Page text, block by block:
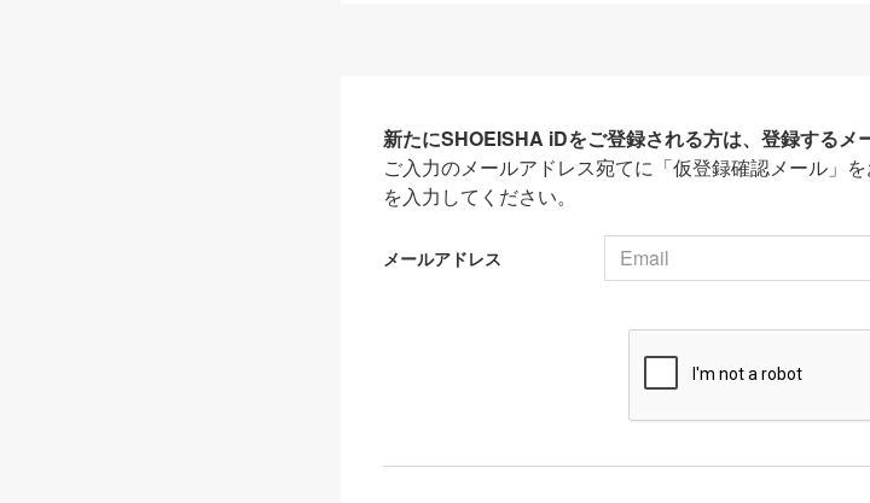
新たにSHOEISHA iDをご登録される方は、登録するメ
ご入力のメールアドレス宛てに「仮登録確認メール」
を入力してください。
メールアドレス